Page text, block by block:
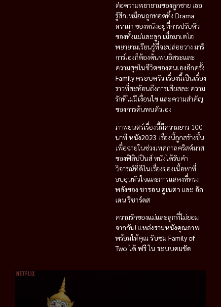
ต่อความพยายามของลูกชาย เธอ
รู้สึกเหมือนถูกทอดทิ้ง Drama
ดราม่า ของหนังอยู่ที่การปรับตัว
ของทั้งแม่และลูก เมื่อมาเตโอ
พยายามเรียนรู้ที่จะปล่อยวาง มาริ
การ์เองก็ต้องค้นพบอิสระและ
ความสุขในชีวิตของตนเองอีกครั้ง
Family ครอบครัว เรื่องนี้เป็นเรื่อง
ราวที่สะท้อนถึงการเสียสละ ความ
รักที่ไม่มีเงื่อนไข และความสำคัญ
ของการค้นพบตัวเอง
ภาพยนตร์เรื่องนี้มีความยาว 100
นาที หนัง2023 เรื่องนี้ถูกสร้างขึ้น
เพื่อฉายในช่วงเทศกาลคริสต์มาส
ของฟิลิปปินส์ หนังได้รับคำ
วิจารณ์ที่ดีในเรื่องของเนื้อหาที่
อบอุ่นหัวใจและการแสดงที่ทรง
พลังของ ชารอน คูเนตา และ อัล
เดน ริชาร์ดส
ความรักของแม่และลูกที่ไม่ยอม
จากกัน! แหล่งรวมหนังคุณภาพ
พร้อมให้คุณ รับชม Family of
Twoได้ฟรีใน ระบบคมชัด